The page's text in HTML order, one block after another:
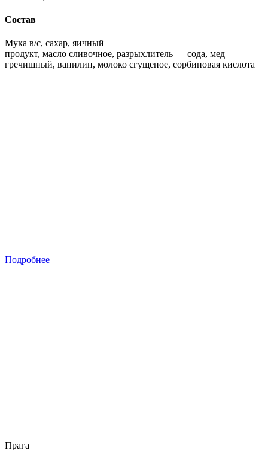
Состав
Мука в/с, сахар, яичный
продукт, масло сливочное, разрыхлитель — сода, мед
гречишный, ванилин, молоко сгущеное, сорбиновая кислота
Подробнее
Прага